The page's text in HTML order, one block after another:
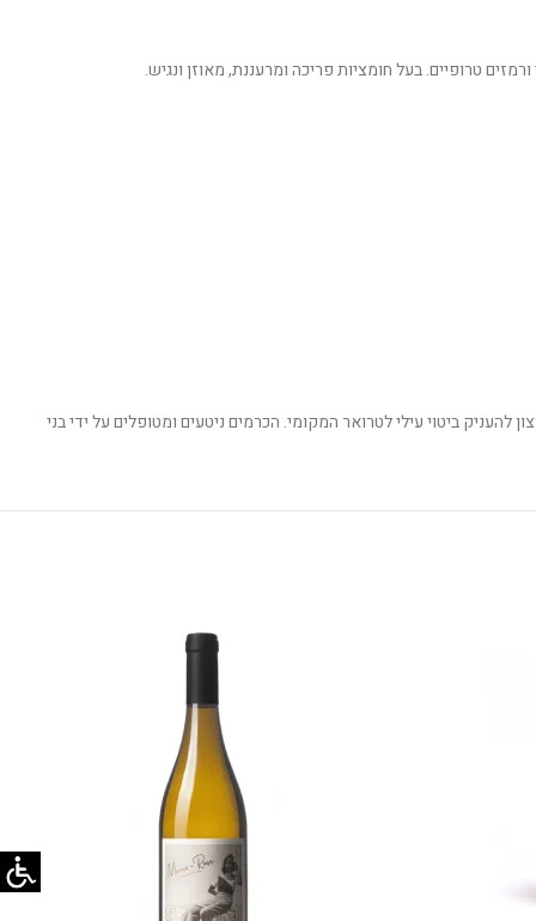
ביטוי עילי לטרואר המקומי. הכרמים ניטעים ומטופלים על ידי בני